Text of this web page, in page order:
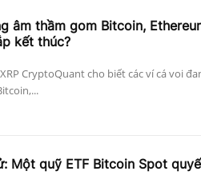
âm thầm gom Bitcoin,
kết thúc?
CryptoQuant cho biết các ví cá voi
Một quỹ ETF Bitcoin Spot